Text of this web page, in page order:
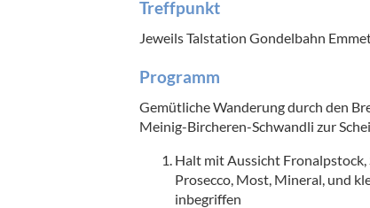
Treffpunkt
Jeweils Talstation Gondelbahn
Programm
Gemütliche Wanderung durch den
Meinig-Bircheren-Schwandli zur
Halt mit Aussicht Fronalpstock,
Prosecco, Most, Mineral, und
inbegriffen